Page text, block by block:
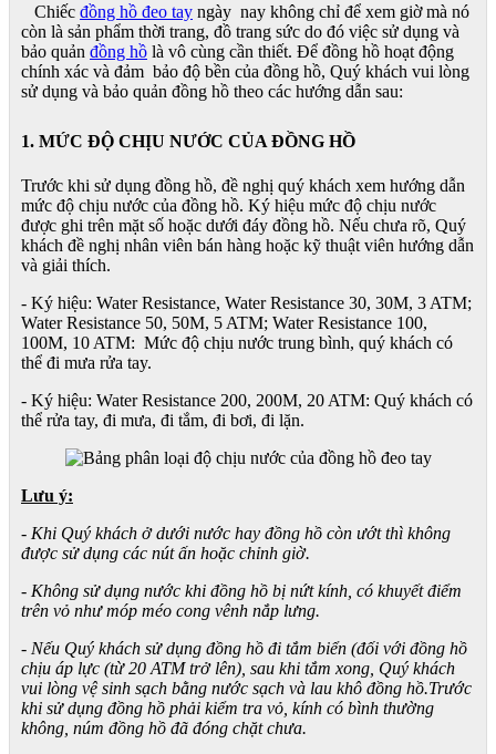
Chiếc đồng hồ đeo tay ngày nay không chỉ để xem giờ mà nó
còn là sản phẩm thời trang, đồ trang sức do đó việc sử dụng và
bảo quản đồng hồ là vô cùng cần thiết. Để đồng hồ hoạt động
chính xác và đảm bảo độ bền của đồng hồ, Quý khách vui lòng
sử dụng và bảo quản đồng hồ theo các hướng dẫn sau:
1. MỨC ĐỘ CHỊU NƯỚC CỦA ĐỒNG HỒ
Trước khi sử dụng đồng hồ, đề nghị quý khách xem hướng dẫn
mức độ chịu nước của đồng hồ. Ký hiệu mức độ chịu nước
được ghi trên mặt số hoặc dưới đáy đồng hồ. Nếu chưa rõ, Quý
khách đề nghị nhân viên bán hàng hoặc kỹ thuật viên hướng dẫn
và giải thích.
- Ký hiệu: Water Resistance, Water Resistance 30, 30M, 3 ATM;
Water Resistance 50, 50M, 5 ATM; Water Resistance 100,
100M, 10 ATM: Mức độ chịu nước trung bình, quý khách có
thể đi mưa rửa tay.
- Ký hiệu: Water Resistance 200, 200M, 20 ATM: Quý khách có
thể rửa tay, đi mưa, đi tắm, đi bơi, đi lặn.
Lưu ý:
- Khi Quý khách ở dưới nước hay đồng hồ còn ướt thì không
được sử dụng các nút ấn hoặc chỉnh giờ.
- Không sử dụng nước khi đồng hồ bị nứt kính, có khuyết điểm
trên vỏ như móp méo cong vênh nắp lưng.
- Nếu Quý khách sử dụng đồng hồ đi tắm biển (đối với đồng hồ
chịu áp lực (từ 20 ATM trở lên), sau khi tắm xong, Quý khách
vui lòng vệ sinh sạch bằng nước sạch và lau khô đồng hồ.Trước
khi sử dụng đồng hồ phải kiểm tra vỏ, kính có bình thường
không, núm đồng hồ đã đóng chặt chưa.